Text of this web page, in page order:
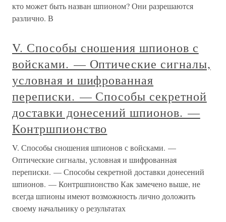
кто может быть назван шпионом? Они разрешаются
различно. В
V. Способы сношения шпионов с
войсками. — Оптические сигналы,
условная и шифрованная
переписки. — Способы секретной
доставки донесений шпионов. —
Контршпионство
V. Способы сношения шпионов с войсками. —
Оптические сигналы, условная и шифрованная
переписки. — Способы секретной доставки донесений
шпионов. — Контршпионство Как замечено выше, не
всегда шпионы имеют возможность лично доложить
своему начальнику о результатах